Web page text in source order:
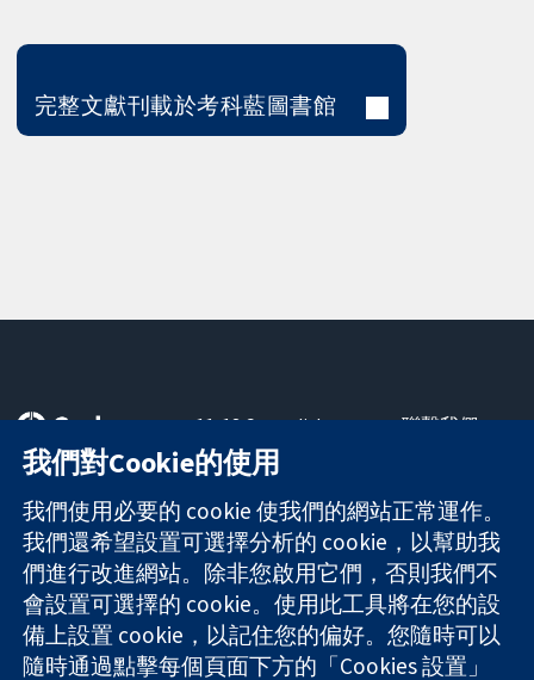
完整文獻刊載於考科藍圖書館
可信任實證
知情決定
更完善的健康照
護
11-13 Cavendish
Square
London
W1G 0AN
United Kingdom
聯繫我們
關於我們
工作機會
Cochrane
Library
The Cochrane Collaboration is a charity (no. 1045921) and a
我們對Cookie的使用
我們使用必要的 cookie 使我們的網站正常運作。
我們還希望設置可選擇分析的 cookie，以幫助我
們進行改進網站。除非您啟用它們，否則我們不
會設置可選擇的 cookie。使用此工具將在您的設
備上設置 cookie，以記住您的偏好。您隨時可以
隨時通過點擊每個頁面下方的「Cookies 設置」